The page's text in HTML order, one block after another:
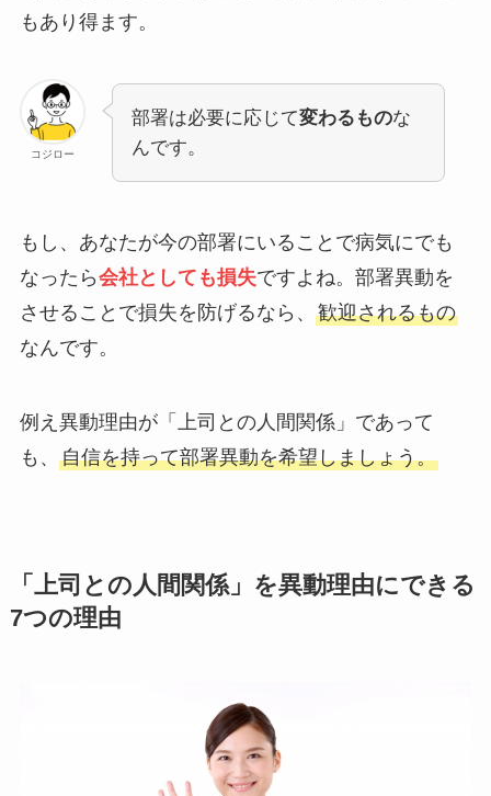
もあり得ます。
コジロー
部署は必要に応じて変わるものな
んです。
もし、あなたが今の部署にいることで病気にでも
なったら会社としても損失ですよね。部署異動を
させることで損失を防げるなら、 歓迎されるもの
なんです。
例え異動理由が「上司との人間関係」であって
も、 自信を持って部署異動を希望しましょう。
「上司との人間関係」を異動理由にできる
7つの理由